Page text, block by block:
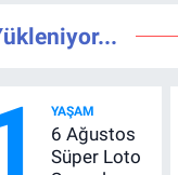
YAŞAM
6 Ağustos
Süper Loto